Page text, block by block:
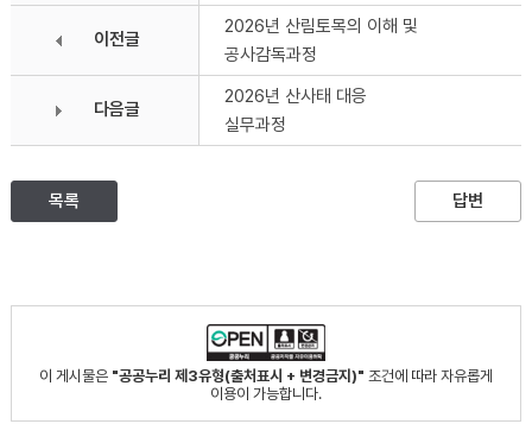
이전글
2026년 산림토목의 이해 및
공사감독과정
다음글
2026년 산사태 대응
실무과정
목록 답변
이 게시물은 "공공누리 제3유형(출처표시 + 변경금지)" 조건에 따라 자유롭게
이용이 가능합니다.